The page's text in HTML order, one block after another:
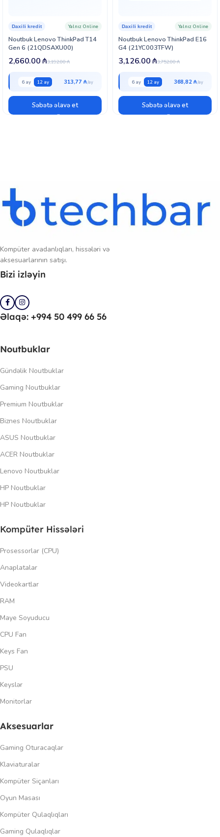
Noutbuk Lenovo ThinkPad T14
Gen 6 (21QDSAXU00)
Daxili kredit Yalnız Online
3,192.00₼
2,660.00₼
6 ay 12 ay 313,77 ₼
Səbətə əlavə et
Noutbuk Lenovo ThinkPad E16
G4 (21YC003TFW)
Daxili kredit Yalnız Online
3,752.00₼
3,126.00₼
6 ay 12 ay 368,82 ₼
Səbətə əlavə et
Kompüter avadanlıqları, hissələri və
aksesuarlarının satışı.
Bizi izləyin
Əlaqə: +994 50 499 66 56
Noutbuklar
Gündəlik Noutbuklar
Gaming Noutbuklar
Premium Noutbuklar
Biznes Noutbuklar
ASUS Noutbuklar
ACER Noutbuklar
Lenovo Noutbuklar
HP Noutbuklar
HP Noutbuklar
Kompüter Hissələri
Prosessorlar (CPU)
Anaplatalar
Videokartlar
RAM
Maye Soyuducu
CPU Fan
Keys Fan
PSU
Keyslər
Monitorlar
Aksesuarlar
Gaming Oturacaqlar
Klaviaturalar
Kompüter Siçanları
Oyun Masası
Kompüter Qulaqlıqları
Gaming Qulaqlıqlar